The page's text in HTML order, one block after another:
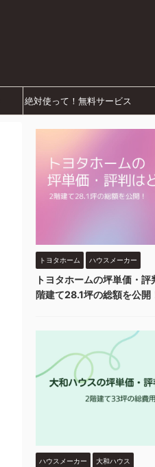
絶対使って！無料サービス
トヨタホーム ハウスメーカー
トヨタホームの坪単価・
階建て28.1坪の総額を公開
ハウスメーカー 大和ハウス